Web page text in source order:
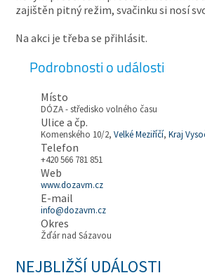
zajištěn pitný režim, svačinku si nosí
Na akci je třeba se přihlásit.
Podrobnosti o události
Místo
DÓZA - středisko volného času
Ulice a čp.
Komenského 10/2,Velké Meziříčí,Kraj
Telefon
+420 566 781 851
Web
www.dozavm.cz
E-mail
info@dozavm.cz
Okres
Žďár nad Sázavou
NEJBLIŽŠÍ UDÁLOSTI